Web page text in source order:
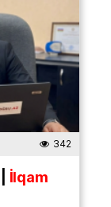
342
İlqam